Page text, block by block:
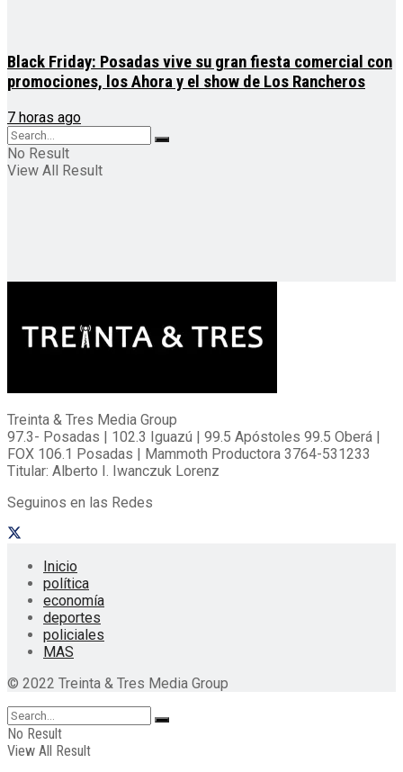
Black Friday: Posadas vive su gran fiesta comercial con
promociones, los Ahora y el show de Los Rancheros
7 horas ago
No Result
View All Result
Treinta & Tres Media Group
97.3- Posadas | 102.3 Iguazú | 99.5 Apóstoles 99.5 Oberá |
FOX 106.1 Posadas | Mammoth Productora 3764-531233
Titular: Alberto I. Iwanczuk Lorenz
Seguinos en las Redes
Inicio
política
economía
deportes
policiales
MAS
© 2022 Treinta & Tres Media Group
No Result
View All Result